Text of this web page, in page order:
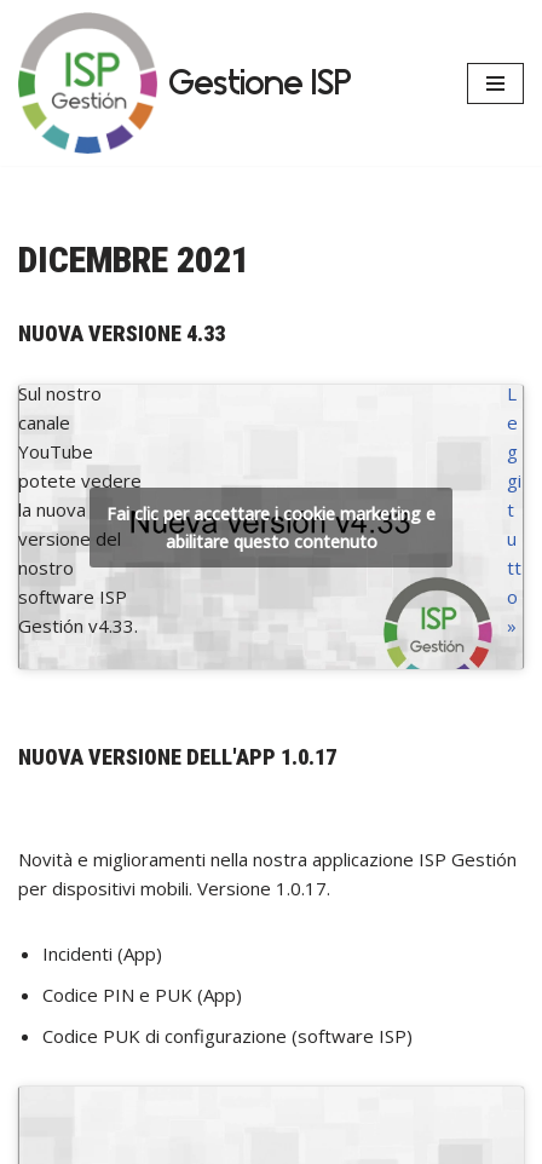
Vai
al
contenuto
Gestione ISP
DICEMBRE 2021
NUOVA VERSIONE 4.33
Sul nostro
canale
YouTube
potete vedere
la nuova
versione del
nostro
software ISP
Gestión v4.33.
L
e
g
gi
t
u
tt
o
»
Fai clic per accettare i cookie marketing e
abilitare questo contenuto
NUOVA VERSIONE DELL'APP 1.0.17
Novità e miglioramenti nella nostra applicazione ISP Gestión
per dispositivi mobili. Versione 1.0.17.
Incidenti (App)
Codice PIN e PUK (App)
Codice PUK di configurazione (software ISP)